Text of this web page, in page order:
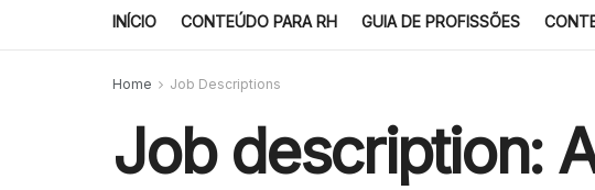
INÍCIO CONTEÚDO PARA RH GUIA DE PROFISSÕES
Home Job Descriptions
Job description: